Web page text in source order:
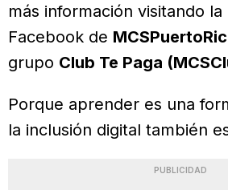
más información visitando la
Facebook de
grupo Club Te Paga
Porque aprender es una
la inclusión digital también
PUBLICIDAD